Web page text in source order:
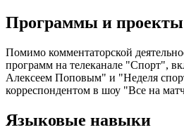
Программы и проекты
Помимо комментаторской
программ на телеканале "Спорт",
Алексеем Поповым" и "Неделя
корреспондентом в шоу "Все на
Языковые навыки